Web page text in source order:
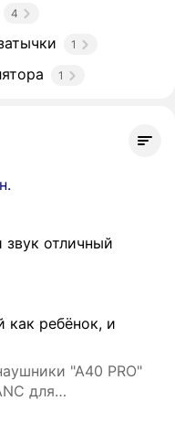
4
1
1
отличный
ребёнок, и
"A40 PRO"
для